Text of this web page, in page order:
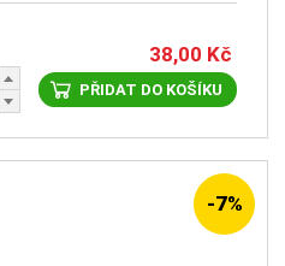
38,00 Kč
PŘIDAT DO KOŠÍKU
-7%